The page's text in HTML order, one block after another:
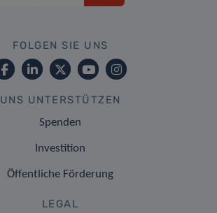
FOLGEN SIE UNS
UNS UNTERSTÜTZEN
Spenden
Investition
Öffentliche Förderung
LEGAL